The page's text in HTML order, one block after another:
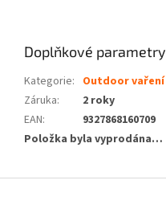
Doplňkové parametry
Kategorie: Outdoor vaření
Záruka:
2 roky
EAN:
9327868160709
Položka byla vyprodána…